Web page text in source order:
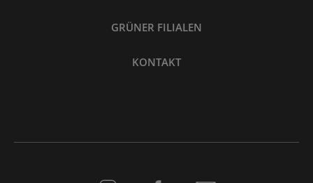
GRÜNER FILIALEN
KONTAKT